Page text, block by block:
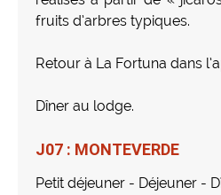
fruits d’arbres typiques.
Retour à La Fortuna dans
Dîner au lodge.
J07 : MONTEVERDE
Petit déjeuner - Déjeuner -